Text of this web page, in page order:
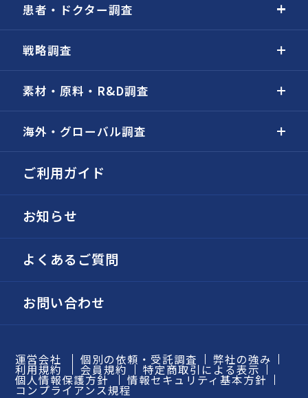
患者・ドクター調査
戦略調査
素材・原料・R&D調査
海外・グローバル調査
ご利用ガイド
お知らせ
よくあるご質問
お問い合わせ
運営会社 個別の依頼・受託調査 弊社の強み
利用規約 会員規約 特定商取引による表示
個人情報保護方針 情報セキュリティ基本方針
コンプライアンス規程